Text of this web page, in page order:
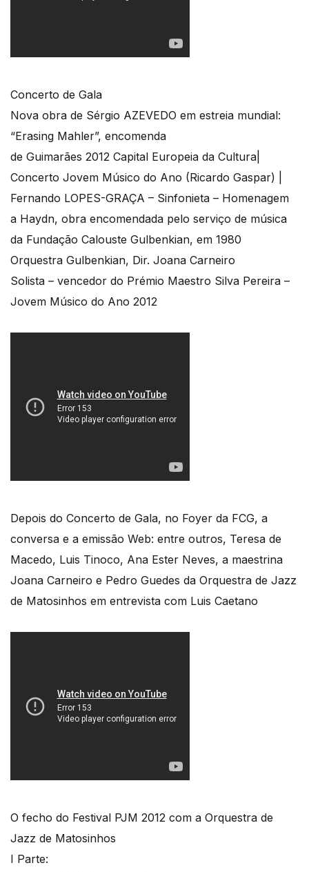
Concerto de Gala
Nova obra de Sérgio AZEVEDO em estreia mundial:
“Erasing Mahler”, encomenda
de Guimarães 2012 Capital Europeia da Cultura|
Concerto Jovem Músico do Ano (Ricardo Gaspar) |
Fernando LOPES-GRAÇA – Sinfonieta – Homenagem
a Haydn, obra encomendada pelo serviço de música
da Fundação Calouste Gulbenkian, em 1980
Orquestra Gulbenkian, Dir. Joana Carneiro
Solista – vencedor do Prémio Maestro Silva Pereira –
Jovem Músico do Ano 2012
Depois do Concerto de Gala, no Foyer da FCG, a
conversa e a emissão Web: entre outros, Teresa de
Macedo, Luis Tinoco, Ana Ester Neves, a maestrina
Joana Carneiro e Pedro Guedes da Orquestra de Jazz
de Matosinhos em entrevista com Luis Caetano
O fecho do Festival PJM 2012 com a Orquestra de
Jazz de Matosinhos
I Parte: